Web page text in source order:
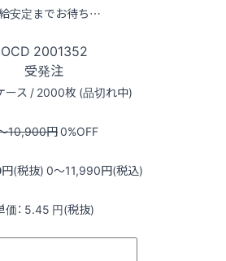
安定までお待ち…
OCD 2001352
受発注
ース / 2000枚 (品切れ中)
10,900円0%OFF
円(税抜) 0〜11,990円(税込)
価： 5.45 円(税抜)